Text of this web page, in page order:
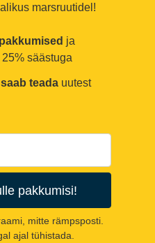
marsruutidel!
ja
säästuga
teada uutest
pakkumisi!
mitte rämpsposti.
ajal tühistada.